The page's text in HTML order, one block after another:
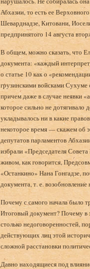
Абхазии, то есть ее
Шеварднадзе, Китовани,
предпринятого 14 августа
В общем, можно сказать, что
документа: «каждый
о статье 10 как о
грузинскими войсками Сухуме
причем даже в случае не­явки
которое сильно не дотягивало
укладывалось ни в какие
некоторое время — скажем об
депутатов парламентов
избрали «Председателя
живом, как говорится,
«Останкино» Нана Гонгадзе,
документа, т. е.
Почему с самого начала было
Итоговый документ? Почему в
столько недоговорен­ностей,
действующих лиц этой
сложной расстановки
Давно находящиеся под